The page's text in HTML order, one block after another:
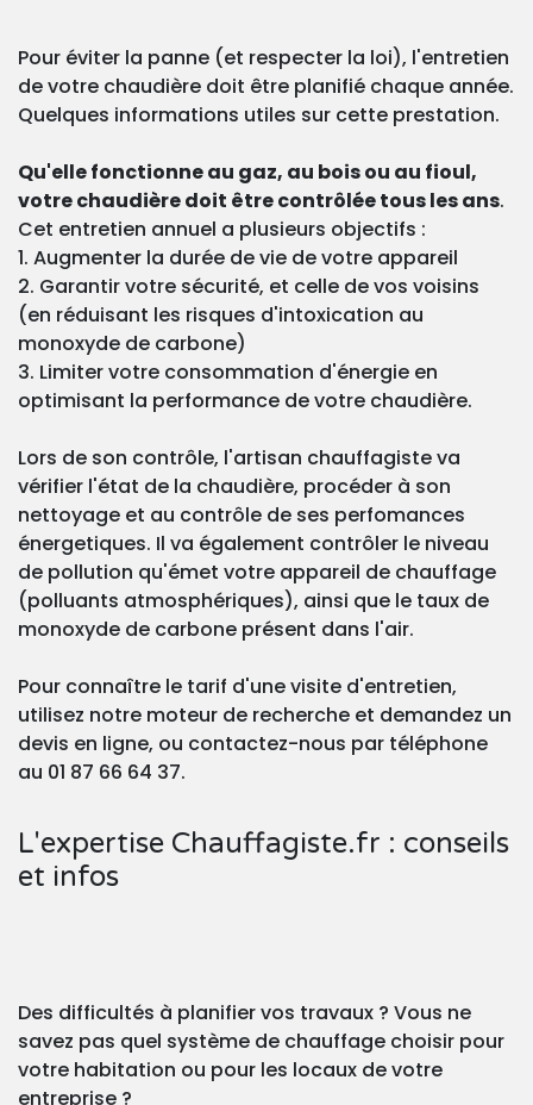
Pour éviter la panne (et respecter la loi), l'entretien
de votre chaudière doit être planifié chaque année.
Quelques informations utiles sur cette prestation.
Qu'elle fonctionne au gaz, au bois ou au fioul,
votre chaudière doit être contrôlée tous les ans.
Cet entretien annuel a plusieurs objectifs :
1. Augmenter la durée de vie de votre appareil
2. Garantir votre sécurité, et celle de vos voisins
(en réduisant les risques d'intoxication au
monoxyde de carbone)
3. Limiter votre consommation d'énergie en
optimisant la performance de votre chaudière.
Lors de son contrôle, l'artisan chauffagiste va
vérifier l'état de la chaudière, procéder à son
nettoyage et au contrôle de ses perfomances
énergetiques. Il va également contrôler le niveau
de pollution qu'émet votre appareil de chauffage
(polluants atmosphériques), ainsi que le taux de
monoxyde de carbone présent dans l'air.
Pour connaître le tarif d'une visite d'entretien,
utilisez notre moteur de recherche et demandez un
devis en ligne, ou contactez-nous par téléphone
au 01 87 66 64 37.
L'expertise Chauffagiste.fr : conseils
et infos
Des difficultés à planifier vos travaux ? Vous ne
savez pas quel système de chauffage choisir pour
votre habitation ou pour les locaux de votre
entreprise ?